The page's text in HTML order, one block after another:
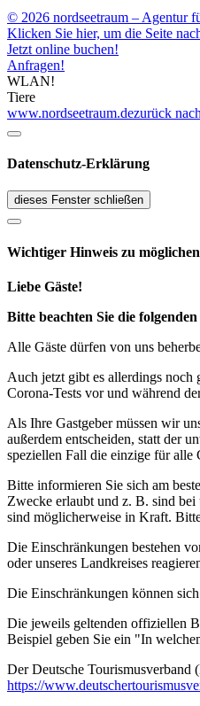
© 2026 nordseetraum – Agentur
Klicken Sie hier, um die Seite
Jetzt online buchen!
Anfragen!
WLAN!
Tiere
www.nordseetraum.dezurück
Datenschutz-Erklärung
dieses Fenster schließen
Wichtiger Hinweis zu
Liebe Gäste!
Bitte beachten Sie die
Alle Gäste dürfen von uns
Auch jetzt gibt es allerdings noch
Corona-Tests vor und während
Als Ihre Gastgeber müssen wir
außerdem entscheiden, statt der
speziellen Fall die einzige für alle
Bitte informieren Sie sich am
Zwecke erlaubt und z. B. sind bei
sind möglicherweise in Kraft.
Die Einschränkungen bestehen
oder unseres Landkreises
Die Einschränkungen können
Die jeweils geltenden offiziellen
Beispiel geben Sie ein "In
Der Deutsche Tourismusverband
https://